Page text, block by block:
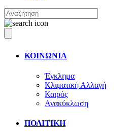
ΚΟΙΝΩΝΙΑ
Έγκλημα
Κλιματική Αλλαγή
Καιρός
Ανακύκλωση
ΠΟΛΙΤΙΚΗ